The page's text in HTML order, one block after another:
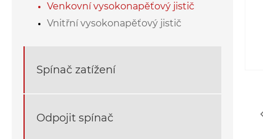
Venkovní vysokonapěťový jistič
Vnitřní vysokonapěťový jistič
Spínač zatížení
Odpojit spínač